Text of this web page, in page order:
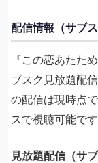
配信情報（サブ
『この恋あたた
ブスク見放題配
の配信は現時点
スで視聴可能です
見放題配信（サブ